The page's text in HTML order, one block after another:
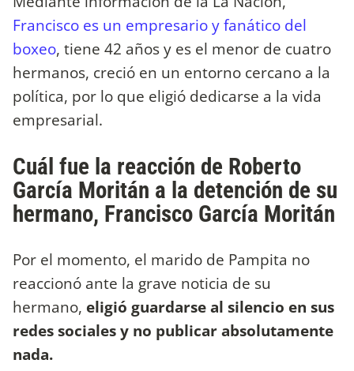
Francisco es un empresario y fanático del
boxeo, tiene 42 años y es el menor de cuatro
hermanos, creció en un entorno cercano a la
política, por lo que eligió dedicarse a la vida
empresarial.
Cuál fue la reacción de Roberto
García Moritán a la detención de su
hermano, Francisco García Moritán
Por el momento, el marido de Pampita no
reaccionó ante la grave noticia de su
hermano, eligió guardarse al silencio en sus
redes sociales y no publicar absolutamente
nada.